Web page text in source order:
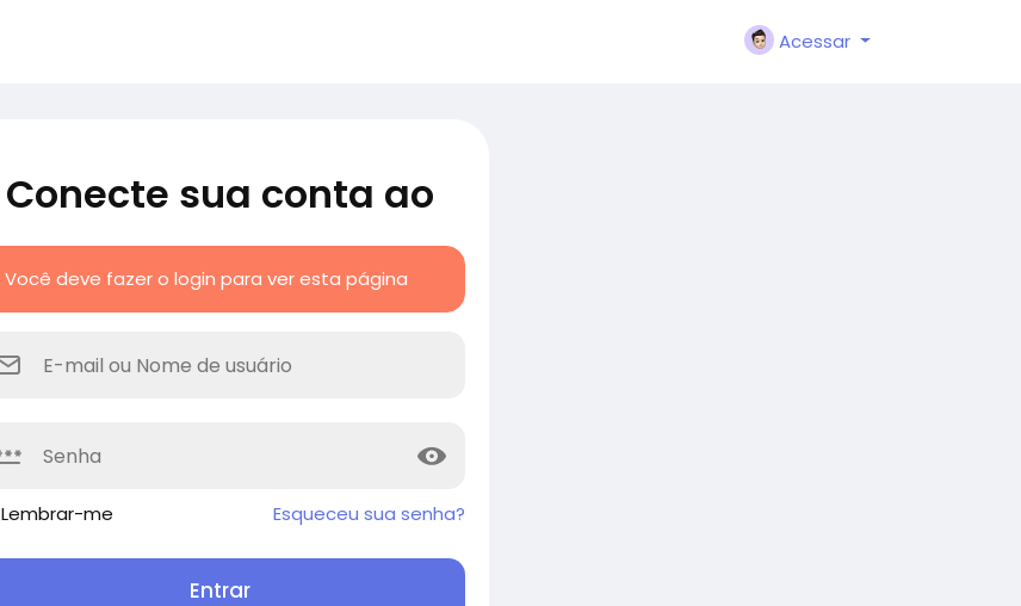
Acessar
Conecte sua conta ao
Você deve fazer o login para ver esta página
Lembrar-me Esqueceu sua senha?
Entrar